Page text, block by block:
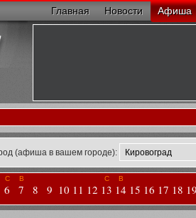
Главная Новости Афиша
(афиша в вашем городе):
С
6
В
7 8 9 10 11 12
С
13
В
14 15 16 17 18